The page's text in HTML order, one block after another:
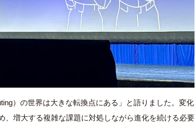
）の世界は大きな転換点にある」と語りました。変化
増大する複雑な課題に対処しながら進化を続ける必要